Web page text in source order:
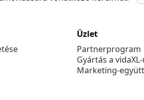
Üzlet
Partnerprogram
Gyártás a
Marketing-